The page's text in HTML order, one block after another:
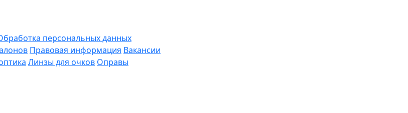
персональных данных
Правовая информация Вакансии
Линзы для очков Оправы